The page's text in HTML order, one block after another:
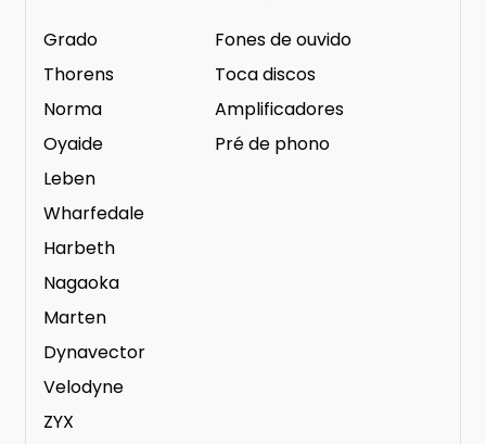
Grado
Thorens
Norma
Oyaide
Leben
Wharfedale
Harbeth
Nagaoka
Marten
Dynavector
Velodyne
ZYX
Fones de ouvido
Toca discos
Amplificadores
Pré de phono